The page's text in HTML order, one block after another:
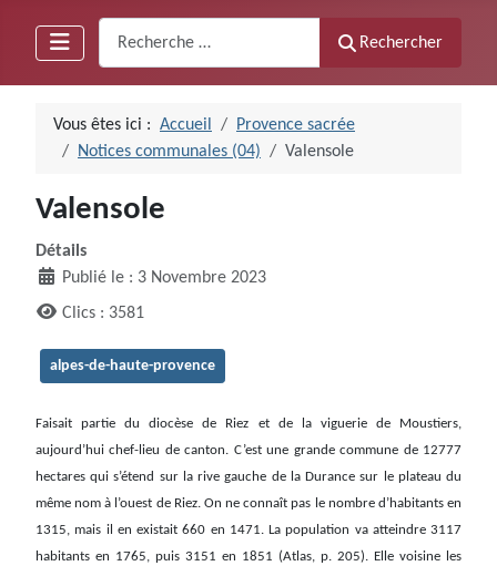
Rechercher
Vous êtes ici : Accueil
Provence sacrée
Notices communales (04)
Valensole
Valensole
Détails
Publié le : 3 Novembre 2023
Clics : 3581
alpes-de-haute-provence
Faisait partie du diocèse de Riez et de la viguerie de Moustiers,
aujourd’hui chef-lieu de canton. C’est une grande commune de 12777
hectares qui s’étend sur la rive gauche de la Durance sur le plateau du
même nom à l’ouest de Riez. On ne connaît pas le nombre d’habitants en
1315, mais il en existait 660 en 1471. La population va atteindre 3117
habitants en 1765, puis 3151 en 1851 (Atlas, p. 205). Elle voisine les